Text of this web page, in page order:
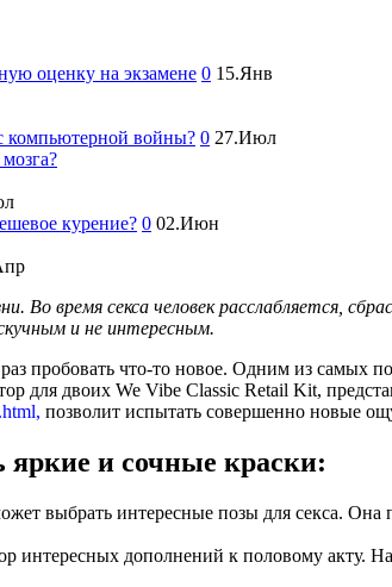
оценку на экзамене 0 15.Янв
компьютерной войны? 0 27.Июл
курение? 0 02.Июн
Во время секса человек расслабляется,
и не интересным.
пробовать что-то новое. Одним из самых
для двоих We Vibe Classic Retail Kit,
позволит испытать совершенно новые
яркие и сочные краски:
выбрать интересные позы для секса.
интересных дополнений к половому акту.